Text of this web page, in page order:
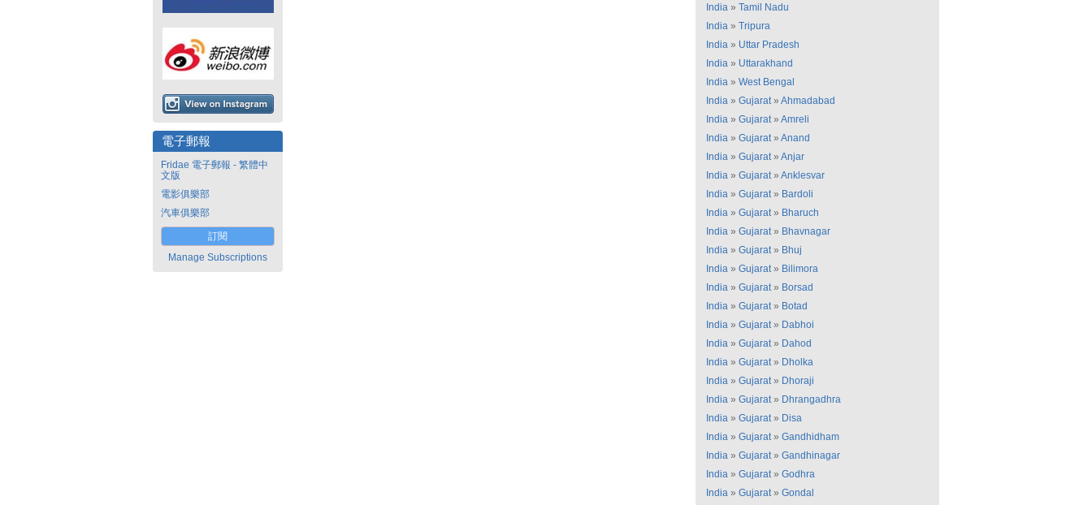
電子郵報
Fridae 電子郵報 - 繁體中
文版
電影俱樂部
汽車俱樂部
訂閱
Manage Subscriptions
India » Tamil Nadu
India » Tripura
India » Uttar Pradesh
India » Uttarakhand
India » West Bengal
India » Gujarat» Ahmadabad
India » Gujarat» Amreli
India » Gujarat» Anand
India » Gujarat» Anjar
India » Gujarat» Anklesvar
India » Gujarat» Bardoli
India » Gujarat» Bharuch
India » Gujarat» Bhavnagar
India » Gujarat» Bhuj
India » Gujarat» Bilimora
India » Gujarat» Borsad
India » Gujarat» Botad
India » Gujarat» Dabhoi
India » Gujarat» Dahod
India » Gujarat» Dholka
India » Gujarat» Dhoraji
India » Gujarat» Dhrangadhra
India » Gujarat» Disa
India » Gujarat» Gandhidham
India » Gujarat» Gandhinagar
India » Gujarat» Godhra
India » Gujarat» Gondal